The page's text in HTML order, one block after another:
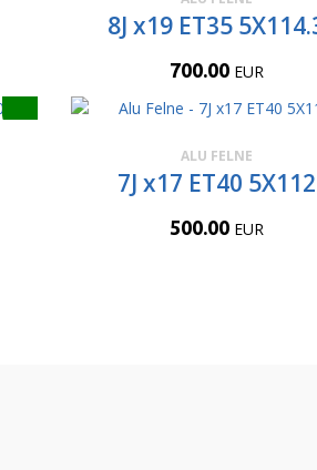
8J x19 ET35
700.00 EUR
ALU FELNE
7J x17 ET40 5X112
500.00 EUR